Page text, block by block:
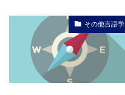
その他言語学